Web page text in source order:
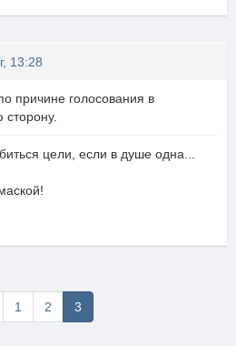
13:28
причине голосования в
сторону.
цели, если в душе одна...
1 2 3